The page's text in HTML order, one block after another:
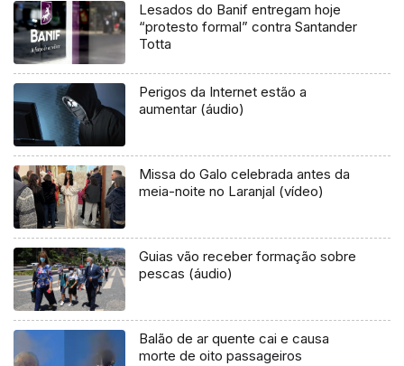
Lesados do Banif entregam hoje
“protesto formal” contra Santander
Totta
Perigos da Internet estão a
aumentar (áudio)
Missa do Galo celebrada antes da
meia-noite no Laranjal (vídeo)
Guias vão receber formação sobre
pescas (áudio)
Balão de ar quente cai e causa
morte de oito passageiros